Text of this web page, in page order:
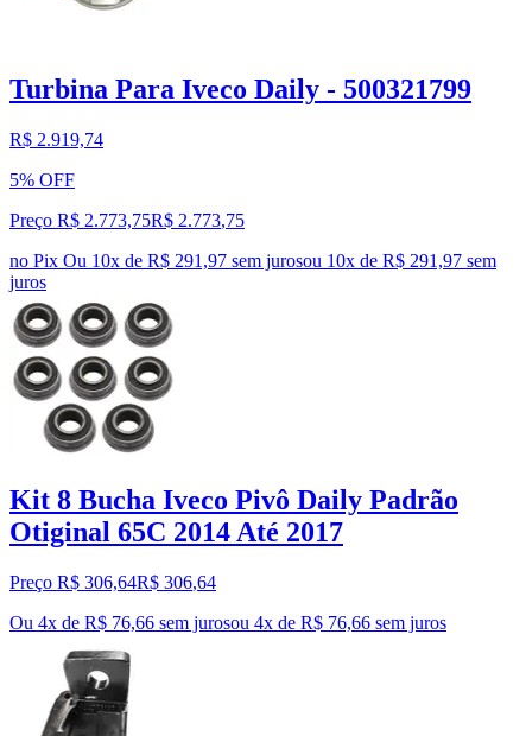
Turbina Para Iveco Daily - 500321799
R$ 2.919,74
5% OFF
Preço R$ 2.773,75R$ 2.773,75
no Pix Ou 10x de R$ 291,97 sem jurosou 10x de R$ 291,97 sem
juros
Kit 8 Bucha Iveco Pivô Daily Padrão
Otiginal 65C 2014 Até 2017
Preço R$ 306,64R$ 306,64
Ou 4x de R$ 76,66 sem jurosou 4x de R$ 76,66 sem juros